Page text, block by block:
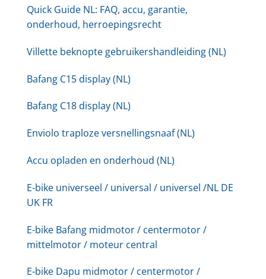
Quick Guide NL: FAQ, accu, garantie,
onderhoud, herroepingsrecht
Villette beknopte gebruikershandleiding (NL)
Bafang C15 display (NL)
Bafang C18 display (NL)
Enviolo traploze versnellingsnaaf (NL)
Accu opladen en onderhoud (NL)
E-bike universeel / universal / universel /NL DE
UK FR
E-bike Bafang midmotor / centermotor /
mittelmotor / moteur central
E-bike Dapu midmotor / centermotor /